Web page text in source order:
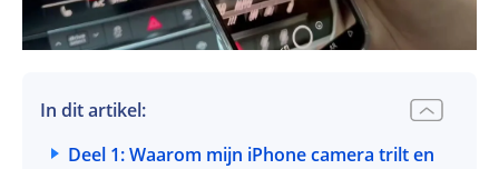
In dit artikel:
Deel 1: Waarom mijn iPhone camera trilt en